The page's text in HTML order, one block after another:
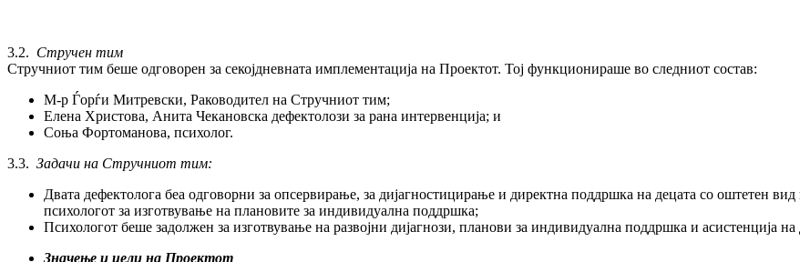
3.2. Стручен тим
Стручниот тим беше одговорен за секојдневната имплементација на Проектот. Тој функционираше во следниот состав:
М-р Ѓорѓи Митревски, Раководител на Стручниот тим;
Елена Христова, Анита Чекановска дефектолози за рана интервенција; и
Соња Фортоманова, психолог.
3.3. Задачи на Стручниот тим:
Двата дефектолога беа одговорни за опсервирање, за дијагностицирање и директна поддршка на децата со оштетен
психологот за изготвување на плановите за индивидуална поддршка;
Психологот беше задолжен за изготвување на развојни дијагнози, планови за индивидуална поддршка и асистенција на
Значење и цели на Проектот